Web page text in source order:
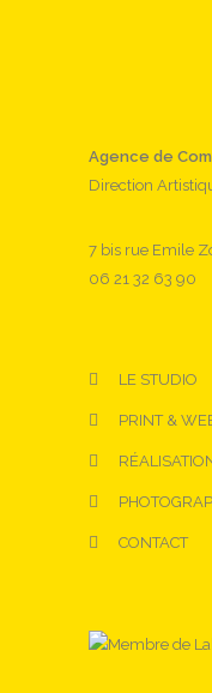
Agence de
Direction
7 bis rue Emile
06 21 32 63 90
LE STUDIO
PRINT &
CONTACT